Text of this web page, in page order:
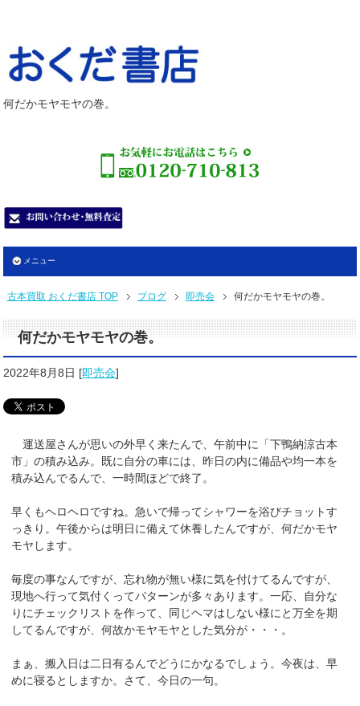
何だかモヤモヤの巻。
メニュー
古本買取 おくだ書店 TOP ブログ 即売会 何だかモヤモヤの巻。
何だかモヤモヤの巻。
2022年8月8日 [即売会]
運送屋さんが思いの外早く来たんで、午前中に「下鴨納涼古本
市」の積み込み。既に自分の車には、昨日の内に備品や均一本を
積み込んでるんで、一時間ほどで終了。
早くもヘロヘロですね。急いで帰ってシャワーを浴びチョットす
っきり。午後からは明日に備えて休養したんですが、何だかモヤ
モヤします。
毎度の事なんですが、忘れ物が無い様に気を付けてるんですが、
現地へ行って気付くってパターンが多々あります。一応、自分な
りにチェックリストを作って、同じヘマはしない様にと万全を期
してるんですが、何故かモヤモヤとした気分が・・・。
まぁ、搬入日は二日有るんでどうにかなるでしょう。今夜は、早
めに寝るとしますか。さて、今日の一句。